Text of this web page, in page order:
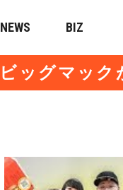
NEWS BIZ
ビッグマック